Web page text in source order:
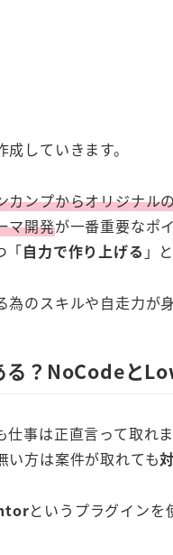
していきます。
カンプからオリジナル
マ開発が一番重要なポ
「自力で作り上げる 」
のスキルや自走力が
る？NoCodeと
事は正直言って取れま
い方は案件が取れても
というプラグインを